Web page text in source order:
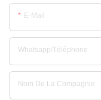
E-Mail
Whatsapp/Téléphone
Nom De La Compagnie